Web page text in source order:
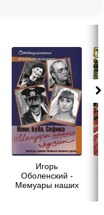
Игорь
Оболенский -
Мемуары наших